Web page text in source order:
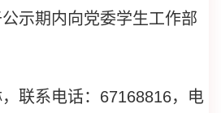
示期内向党委学生工作部
联系电话：67168816，电